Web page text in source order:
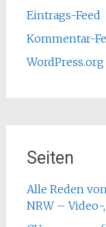
Eintrags-Feed
Kommentar-
WordPress.org
Seiten
Alle Reden
NRW –